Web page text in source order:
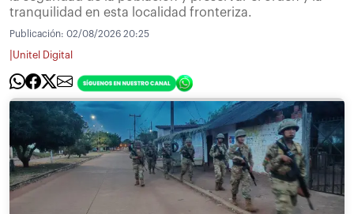
tranquilidad en esta localidad fronteriza.
Publicación: 02/08/2026 20:25
Unitel Digital